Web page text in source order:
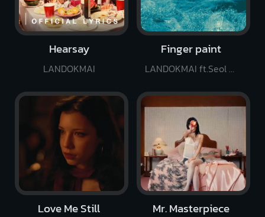
Hearsay
LANDOKMAI
Love Me Still Mr. Masterpiece
Finger paint
LANDOKMAI ft.Seol Hoseung of SURL